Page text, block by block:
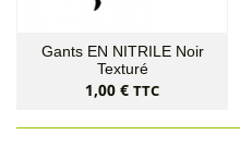
Gants EN NITRILE Noir
Texturé
Prix
1,00 € TTC